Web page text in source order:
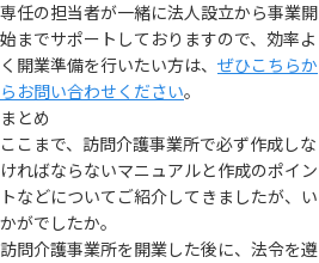
専任の担当者が一緒に法人設立から事業開
始までサポートしておりますので、効率よ
く開業準備を行いたい方は、 ぜひこちらか
らお問い合わせください。
まとめ
ここまで、訪問介護事業所で必ず作成しな
ければならないマニュアルと作成のポイン
トなどについてご紹介してきましたが、い
かがでしたか。
訪問介護事業所を開業した後に、法令を遵